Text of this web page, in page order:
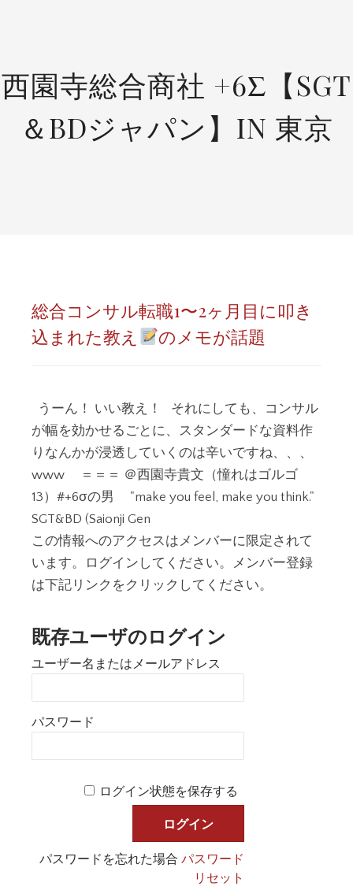
西園寺総合商社 +6Σ【SGT
＆BDジャパン】IN 東京
総合コンサル転職1〜2ヶ月目に叩き
込まれた教え
のメモが話題
うーん！ いい教え！ それにしても、コンサル
が幅を効かせるごとに、スタンダードな資料作
りなんかが浸透していくのは辛いですね、、、
www ＝＝＝ ＠西園寺貴文（憧れはゴルゴ
13）#+6σの男 "make you feel, make you think."
SGT&BD (Saionji Gen
この情報へのアクセスはメンバーに限定されて
います。ログインしてください。メンバー登録
は下記リンクをクリックしてください。
既存ユーザのログイン
ユーザー名またはメールアドレス
パスワード
ログイン状態を保存する
パスワードを忘れた場合パスワード
リセット